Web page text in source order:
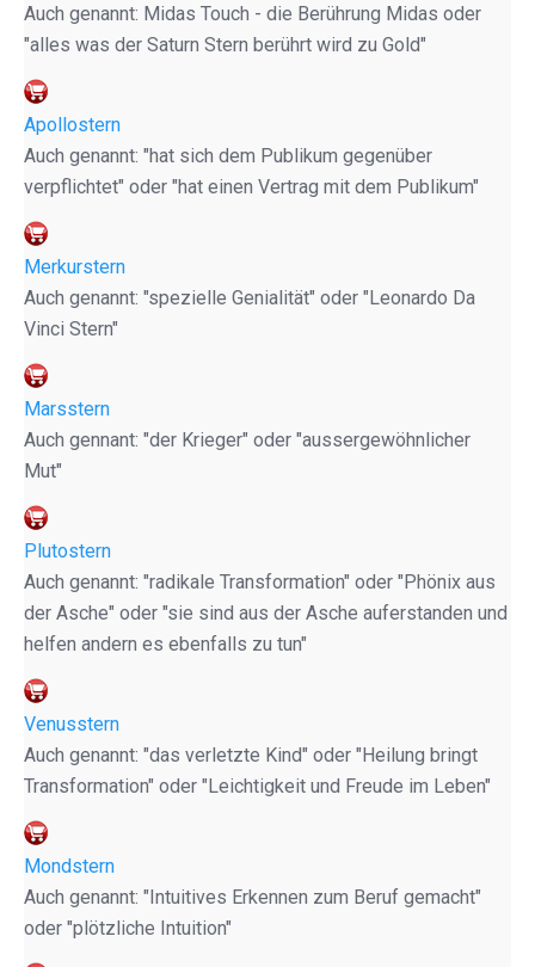
Auch genannt: Midas Touch - die Berührung Midas oder
"alles was der Saturn Stern berührt wird zu Gold"
Apollostern
Auch genannt: "hat sich dem Publikum gegenüber
verpflichtet" oder "hat einen Vertrag mit dem Publikum"
Merkurstern
Auch genannt: "spezielle Genialität" oder "Leonardo Da
Vinci Stern"
Marsstern
Auch gennant: "der Krieger" oder "aussergewöhnlicher
Mut"
Plutostern
Auch genannt: "radikale Transformation" oder "Phönix aus
der Asche" oder "sie sind aus der Asche auferstanden und
helfen andern es ebenfalls zu tun"
Venusstern
Auch genannt: "das verletzte Kind" oder "Heilung bringt
Transformation" oder "Leichtigkeit und Freude im Leben"
Mondstern
Auch genannt: "Intuitives Erkennen zum Beruf gemacht"
oder "plötzliche Intuition"